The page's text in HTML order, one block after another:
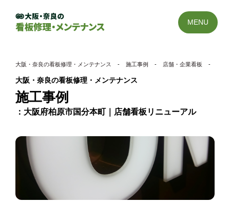
MENU
大阪・奈良の看板修理・メンテナンス - 施工事例 - 店舗・企業看板 -
大阪・奈良の看板修理・メンテナンス
施工事例
大阪府柏原市国分本町｜店舗看板リニューアル